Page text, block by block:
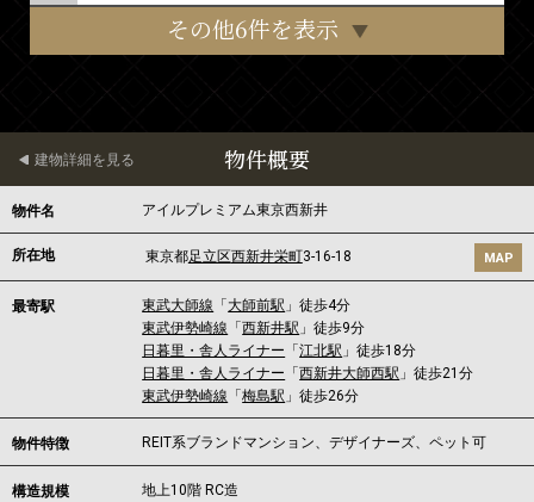
その他6件を表示
物件概要
建物詳細を見る
物件名 アイルプレミアム東京西新井
所在地 東京都足立区西新井栄町3-16-18 MAP
最寄駅 東武大師線 「 大師前駅 」徒歩4分
東武伊勢崎線 「西新井駅 」徒歩9分
日暮里・舎人ライナー 「江北駅 」徒歩18分
日暮里・舎人ライナー 「西新井大師西駅 」徒歩21分
東武伊勢崎線 「梅島駅 」徒歩26分
物件特徴 REIT系ブランドマンション、デザイナーズ、ペット可
構造規模 地上10階 RC造